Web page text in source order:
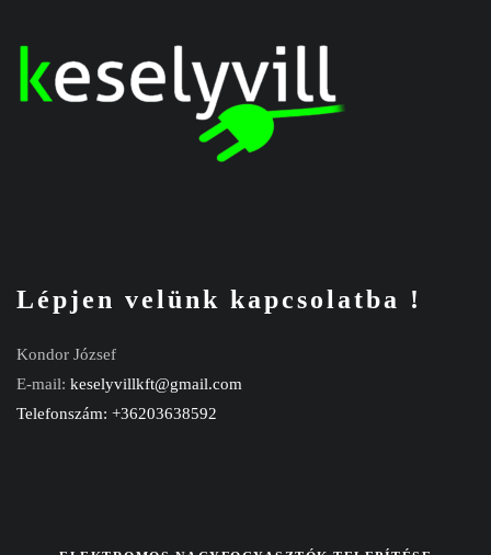
Lépjen velünk kapcsolatba !
Kondor József
E-mail: keselyvillkft@gmail.com
Telefonszám: +36203638592